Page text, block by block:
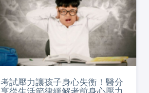
考試壓力讓孩子身心失衡！醫分